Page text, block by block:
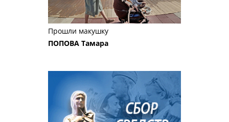
Прошли макушку
ПОПОВА Тамара